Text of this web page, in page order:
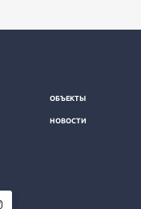
ОБЪЕКТЫ
НОВОСТИ